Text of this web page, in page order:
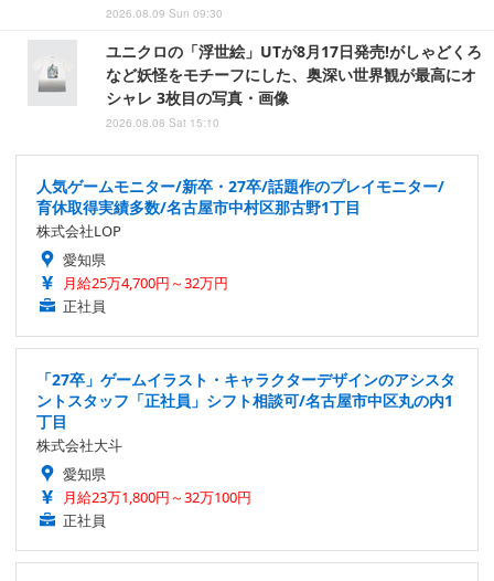
2026.08.09 Sun 09:30
ユニクロの「浮世絵」UTが8月17日発売!がしゃどくろ
など妖怪をモチーフにした、奥深い世界観が最高にオ
シャレ 3枚目の写真・画像
2026.08.08 Sat 15:10
人気ゲームモニター/新卒・27卒/話題作のプレイモニター/
育休取得実績多数/名古屋市中村区那古野1丁目
株式会社LOP
愛知県
月給25万4,700円～32万円
正社員
「27卒」ゲームイラスト・キャラクターデザインのアシスタ
ントスタッフ「正社員」シフト相談可/名古屋市中区丸の内1
丁目
株式会社大斗
愛知県
月給23万1,800円～32万100円
正社員